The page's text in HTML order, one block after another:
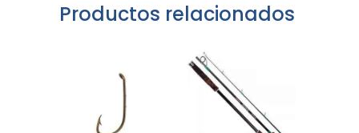
Productos relacionados